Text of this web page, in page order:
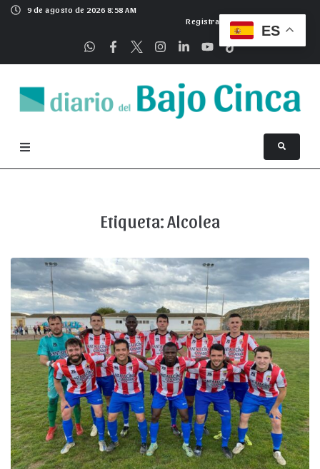
9 de agosto de 2026 8:58 AM
Registrarse
Etiqueta: Alcolea
ES